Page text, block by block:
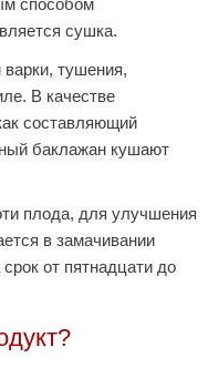
сушка.
варки, тушения,
В качестве
составляющий
баклажан кушают
плода, для улучшения
в замачивании
от пятнадцати до